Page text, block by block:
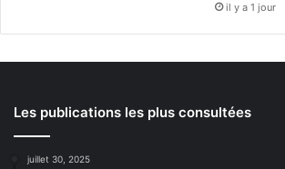
il y a 1 jour
Les publications les plus consultées
juillet 30, 2025